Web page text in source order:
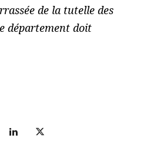
de la tutelle des
département doit